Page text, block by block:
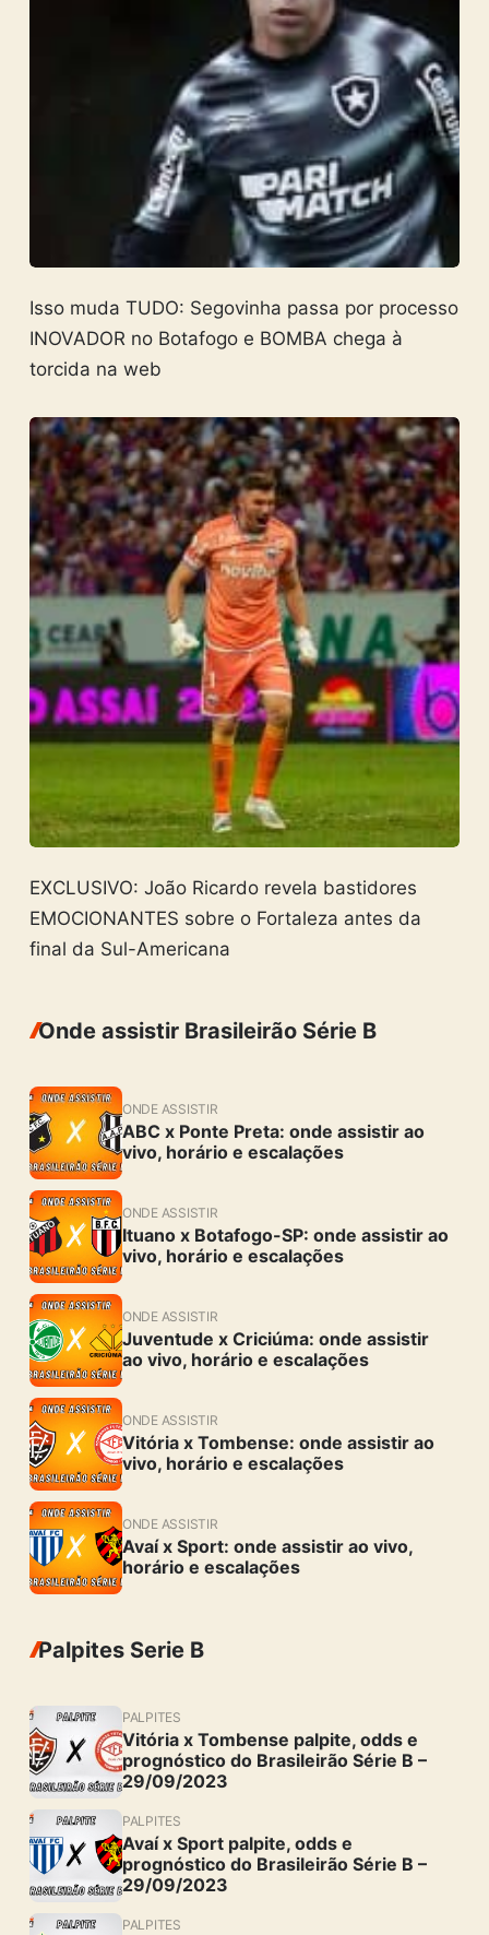
Isso muda TUDO: Segovinha passa por processo
INOVADOR no Botafogo e BOMBA chega à
torcida na web
EXCLUSIVO: João Ricardo revela bastidores
EMOCIONANTES sobre o Fortaleza antes da
final da Sul-Americana
Onde assistir Brasileirão Série B
ONDE ASSISTIR
ABC x Ponte Preta: onde assistir ao
vivo, horário e escalações
ONDE ASSISTIR
Ituano x Botafogo-SP: onde assistir ao
vivo, horário e escalações
ONDE ASSISTIR
Juventude x Criciúma: onde assistir
ao vivo, horário e escalações
ONDE ASSISTIR
Vitória x Tombense: onde assistir ao
vivo, horário e escalações
ONDE ASSISTIR
Avaí x Sport: onde assistir ao vivo,
horário e escalações
Palpites Serie B
PALPITES
Vitória x Tombense palpite, odds e
prognóstico do Brasileirão Série B –
29/09/2023
PALPITES
Avaí x Sport palpite, odds e
prognóstico do Brasileirão Série B –
29/09/2023
PALPITES